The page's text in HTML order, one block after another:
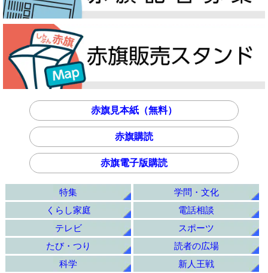
赤旗見本紙（無料）
赤旗購読
赤旗電子版購読
特集
学問・文化
くらし家庭
電話相談
テレビ
スポーツ
たび・つり
読者の広場
科学
新人王戦